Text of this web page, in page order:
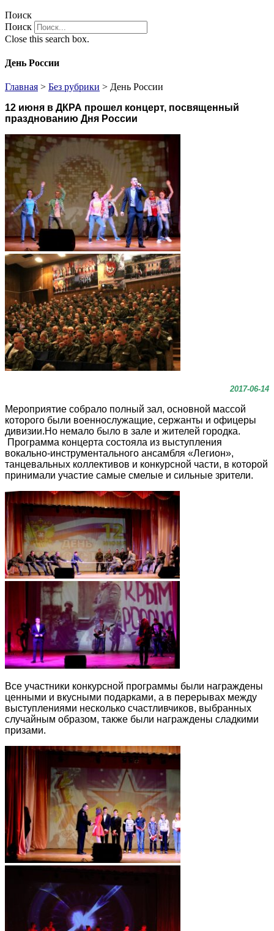
Поиск
Поиск
Close this search box.
День России
Главная > Без рубрики > День России
12 июня в ДКРА прошел концерт, посвященный
празднованию Дня России
2017-06-14
Мероприятие собрало полный зал, основной массой
которого были военнослужащие, сержанты и офицеры
дивизии.Но немало было в зале и жителей городка.
Программа концерта состояла из выступления
вокально-инструментального ансамбля «Легион»,
танцевальных коллективов и конкурсной части, в которой
принимали участие самые смелые и сильные зрители.
Все участники конкурсной программы были награждены
ценными и вкусными подарками, а в перерывах между
выступлениями несколько счастливчиков, выбранных
случайным образом, также были награждены сладкими
призами.